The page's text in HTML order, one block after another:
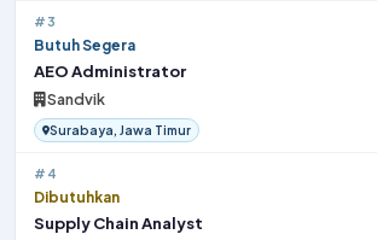
#3
Butuh Segera
AEO Administrator
Sandvik
Surabaya, Jawa Timur
#4
Dibutuhkan
Supply Chain Analyst